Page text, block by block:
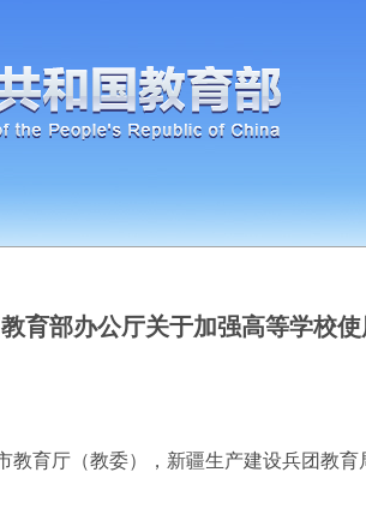
教育部办公厅关于加强高等学校
教育厅（教委），新疆生产建设兵团教